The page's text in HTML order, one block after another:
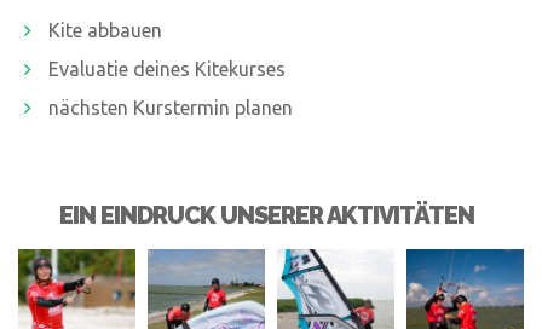
Kite abbauen
Evaluatie deines Kitekurses
nächsten Kurstermin planen
EIN EINDRUCK UNSERER AKTIVITÄTEN